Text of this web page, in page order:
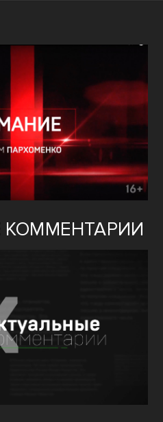
КОММЕНТАРИИ